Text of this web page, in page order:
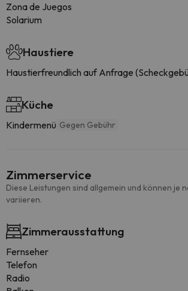
Zona de Juegos
Solarium
Haustiere
Haustierfreundlich auf Anfrage
Küche
Kindermenü Gegen Gebühr
Zimmerservice
Diese Leistungen sind allgemein und können je
variieren.
Zimmerausstattung
Fernseher
Telefon
Radio